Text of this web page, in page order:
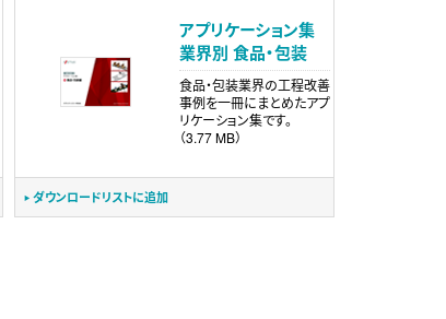
アプリケーション集
業界別 食品・包装
食品・包装業界の工程改善
事例を一冊にまとめたアプ
リケーション集です。
（3.77 MB）
ダウンロードリストに追加